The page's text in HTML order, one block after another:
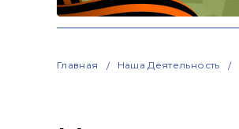
Главная Наша Деятельность